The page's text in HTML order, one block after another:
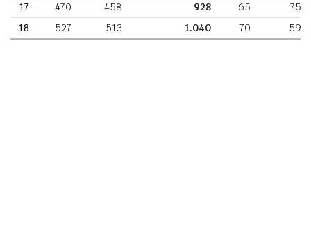
17
470 458 928 65
75
18
527 513 1.040 70 59